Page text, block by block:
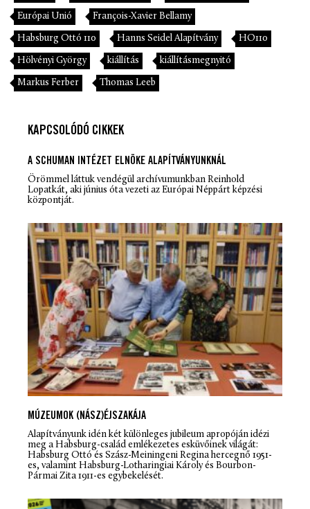
Európai Unió François-Xavier Bellamy
Habsburg Ottó 110 Hanns Seidel Alapítvány HO110
Hölvényi György kiállítás kiállításmegnyitó
Markus Ferber Thomas Leeb
KAPCSOLÓDÓ CIKKEK
A SCHUMAN INTÉZET ELNÖKE ALAPÍTVÁNYUNKNÁL
Örömmel láttuk vendégül archívumunkban Reinhold
Lopatkát, aki június óta vezeti az Európai Néppárt képzési
központját.
MÚZEUMOK (NÁSZ)ÉJSZAKÁJA
Alapítványunk idén két különleges jubileum apropóján idézi
meg a Habsburg-család emlékezetes esküvőinek világát:
Habsburg Ottó és Szász-Meiningeni Regina hercegnő 1951-
es, valamint Habsburg-Lotharingiai Károly és Bourbon-
Pármai Zita 1911-es egybekelését.